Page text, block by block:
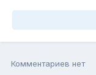
Комментариев нет